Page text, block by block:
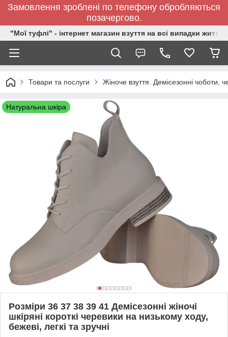
Замовлення зроблені по телефону обробляються
позачергово.
"Мої туфлі" - інтернет магазин взуття на всі випадки життя.
Товари та послуги Жіноче взуття. Демісезонні чоботи,
Натуральна шкіра
Розміри 36 37 38 39 41 Демісезонні жіночі
шкіряні короткі черевики на низькому ходу,
бежеві, легкі та зручні